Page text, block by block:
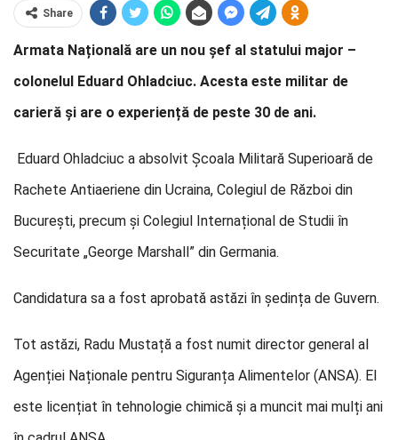
Share
Armata Națională are un nou șef al statului major –
colonelul Eduard Ohladciuc. Acesta este militar de
carieră și are o experiență de peste 30 de ani.
Eduard Ohladciuc a absolvit Școala Militară Superioară de
Rachete Antiaeriene din Ucraina, Colegiul de Război din
București, precum și Colegiul Internațional de Studii în
Securitate „George Marshall” din Germania.
Candidatura sa a fost aprobată astăzi în ședința de Guvern.
Tot astăzi, Radu Mustață a fost numit director general al
Agenției Naționale pentru Siguranța Alimentelor (ANSA). El
este licențiat în tehnologie chimică și a muncit mai mulți ani